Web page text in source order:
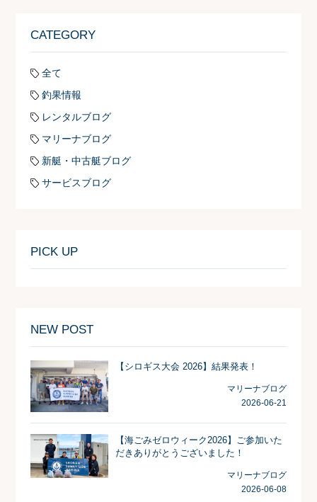
CATEGORY
全て
釣果情報
レンタルブログ
マリーナブログ
新艇・中古艇ブログ
サービスブログ
PICK UP
NEW POST
【シロギス大会 2026】結果発表！
マリーナブログ
2026-06-21
【海ごみゼロウィーク2026】ご参加いた
だきありがとうございました！
マリーナブログ
2026-06-08